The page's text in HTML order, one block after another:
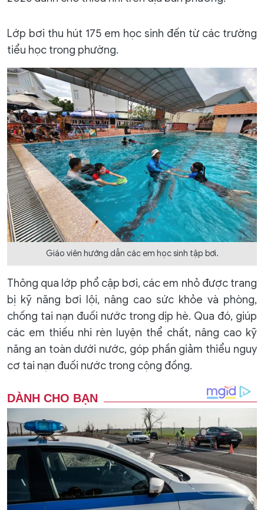
Lớp bơi thu hút 175 em học sinh đến từ các trường
tiểu học trong phường.
Giáo viên hướng dẫn các em học sinh tập bơi.
Thông qua lớp phổ cập bơi, các em nhỏ được trang
bị kỹ năng bơi lội, nâng cao sức khỏe và phòng,
chống tai nạn đuối nước trong dịp hè. Qua đó, giúp
các em thiếu nhi rèn luyện thể chất, nâng cao kỹ
năng an toàn dưới nước, góp phần giảm thiểu nguy
cơ tai nạn đuối nước trong cộng đồng.